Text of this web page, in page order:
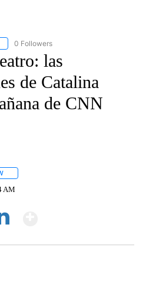
"CNN-SPANISH" TO RECEIVE
0 Followers
las
de Catalina
de CNN
AM